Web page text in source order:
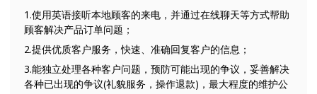
1.使用英语接听本地顾客的来电，并通过在线聊天等方式帮助
顾客解决产品订单问题；
2.提供优质客户服务，快速、准确回复客户的信息；
3.能独立处理各种客户问题，预防可能出现的争议，妥善解决
各种已出现的争议(礼貌服务，操作退款)，最大程度的维护公